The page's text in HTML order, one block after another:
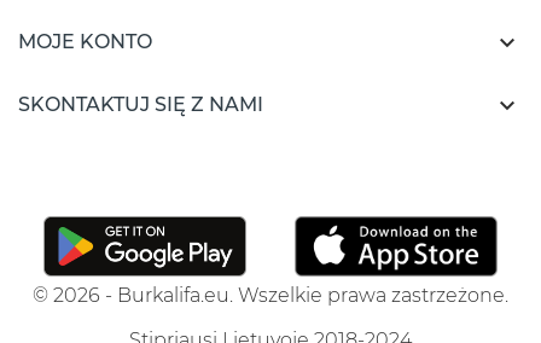
MOJE KONTO 
SKONTAKTUJ SIĘ Z NAMI 
© 2026 - Burkalifa.eu. Wszelkie prawa zastrzeżone.